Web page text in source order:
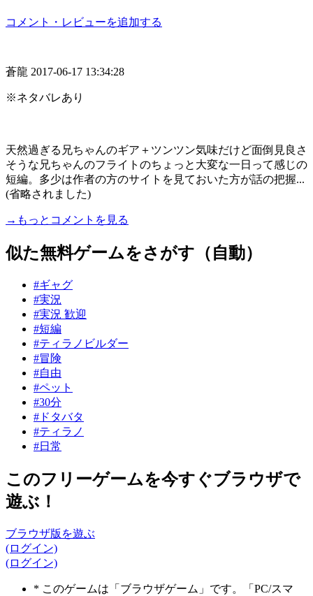
コメント・レビューを追加する
蒼龍 2017-06-17 13:34:28
※ネタバレあり
天然過ぎる兄ちゃんのギア＋ツンツン気味だけど面倒見良さ
そうな兄ちゃんのフライトのちょっと大変な一日って感じの
短編。多少は作者の方のサイトを見ておいた方が話の把握...
(省略されました)
→もっとコメントを見る
似た無料ゲームをさがす（自動）
#ギャグ
#実況
#実況 歓迎
#短編
#ティラノビルダー
#冒険
#自由
#ペット
#30分
#ドタバタ
#ティラノ
#日常
このフリーゲームを今すぐブラウザで
遊ぶ！
ブラウザ版を遊ぶ
(ログイン)
(ログイン)
* このゲームは「ブラウザゲーム」です。「PC/スマ